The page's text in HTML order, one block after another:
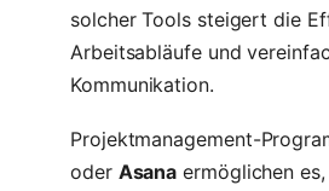
solcher Tools steigert die
Arbeitsabläufe und
Kommunikation.
Projektmanagement-
oder Asana ermöglichen